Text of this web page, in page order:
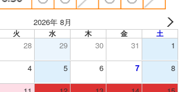
2026年 8月
火 水 木 金 土
28 29 30 31 1
4 5 6 7 8